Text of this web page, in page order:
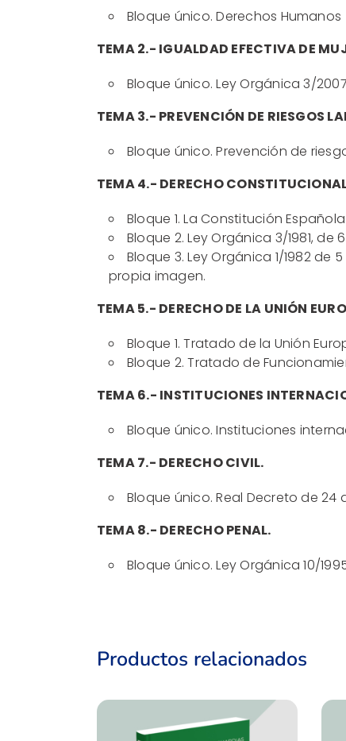
Bloque único. Derechos Humanos
TEMA 2.- IGUALDAD EFECTIVA DE
Bloque único. Ley Orgánica 3/
TEMA 3.- PREVENCIÓN DE RIESGOS
Bloque único. Prevención de
TEMA 4.- DERECHO
Bloque 1. La Constitución Española
Bloque 2. Ley Orgánica 3/1981,
Bloque 3. Ley Orgánica 1/1982
propia imagen.
TEMA 5.- DERECHO DE LA UNIÓN
Bloque 1. Tratado de la Unión
Bloque 2. Tratado de
TEMA 6.- INSTITUCIONES
Bloque único. Instituciones
TEMA 7.- DERECHO CIVIL.
Bloque único. Real Decreto de 24
TEMA 8.- DERECHO PENAL.
Bloque único. Ley Orgánica 10/
Productos relacionados